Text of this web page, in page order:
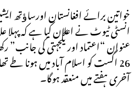
خواتین برائے افغانستان اورساﺅتھ
انسٹی ٹیوٹ نے اعلان کیا ہے کہ پہلا
26 اگست کو اسلام آباد میں ہونا
آخری ہفتے میں منعقد ہوگا۔